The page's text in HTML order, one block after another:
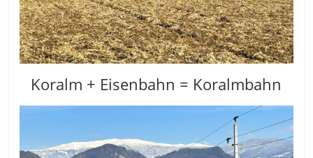
Koralm + Eisenbahn = Koralmbahn